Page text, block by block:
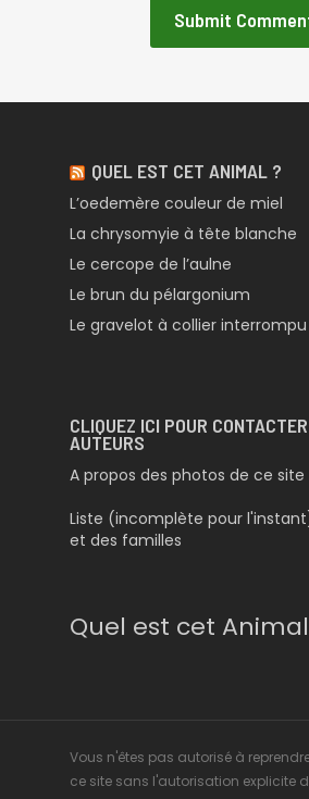
QUEL EST CET ANIMAL ?
L’oedemère couleur de miel
La chrysomyie à tête blanche
Le cercope de l’aulne
Le brun du pélargonium
Le gravelot à collier interrompu
CLIQUEZ ICI POUR
AUTEURS
A propos des photos de ce site
Liste (incomplète pour
et des familles
Quel est cet Animal
Vous n'êtes pas autorisé à
ce site sans l'autorisation explicite